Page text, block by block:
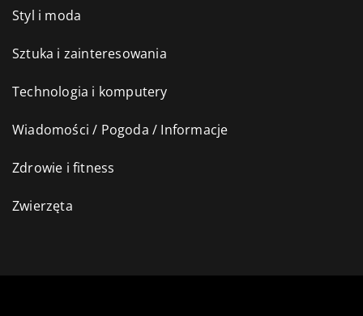
Styl i moda
Sztuka i zainteresowania
Technologia i komputery
Wiadomości / Pogoda / Informacje
Zdrowie i fitness
Zwierzęta